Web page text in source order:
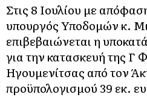
Στις 8 Ιουλίου με
υπουργός Υποδομών κ.
επιβεβαιώνεται η
για την κατασκευή της Γ΄
Ηγουμενίτσας από τον
προϋπολογισμού 39 εκ.